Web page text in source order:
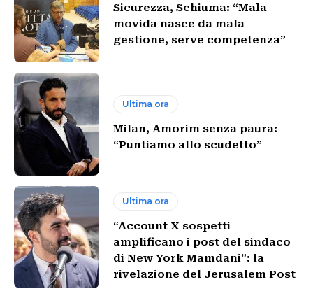
Sicurezza, Schiuma: “Mala
movida nasce da mala
gestione, serve competenza”
Ultima ora
Milan, Amorim senza paura:
“Puntiamo allo scudetto”
Ultima ora
“Account X sospetti
amplificano i post del sindaco
di New York Mamdani”: la
rivelazione del Jerusalem Post